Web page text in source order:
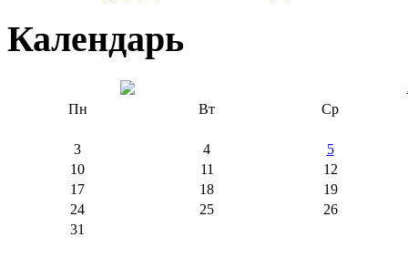
Календарь
Пн
Вт Ср
3 4
5
10
11
12
17
18
19
24
25
26
31